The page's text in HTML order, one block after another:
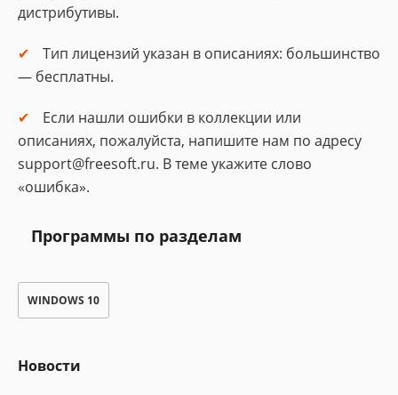
дистрибутивы.
Тип лицензий указан в описаниях: большинство
— бесплатны.
Если нашли ошибки в коллекции или
описаниях, пожалуйста, напишите нам по адресу
support@freesoft.ru. В теме укажите слово
«ошибка».
Программы по разделам
WINDOWS 10
Новости